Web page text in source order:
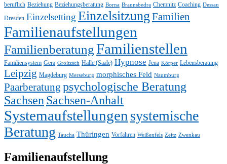
beruflich Beziehung Beziehungsberatung Borna Braunsbedra Chemnitz Coaching Dessau
Dresden Einzelsetting Einzelsitzung Familien
Familienaufstellungen
FamilienberatungFamilienstellen
Familiensystem Gera Groitzsch Halle (Saale) Hypnose Jena Körper Lebensberatung
Leipzig Magdeburg Merseburg morphisches Feld Naumburg
Paarberatung psychologische Beratung
Sachsen Sachsen-Anhalt
Systemaufstellungen systemische
Beratung Taucha Thüringen Vorfahren Weißenfels Zeitz Zwenkau
Familienaufstellung